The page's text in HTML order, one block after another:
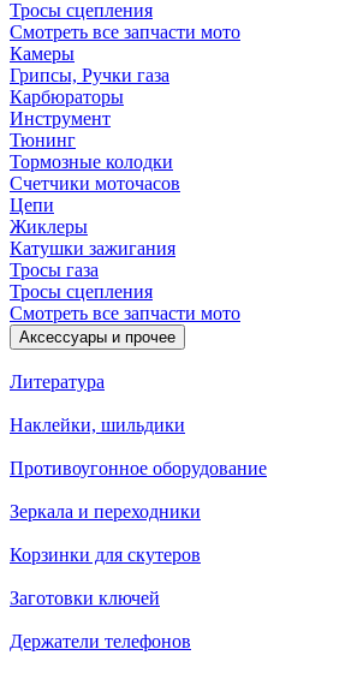
Тросы сцепления
Смотреть все запчасти мото
Камеры
Грипсы, Ручки газа
Карбюраторы
Инструмент
Тюнинг
Тормозные колодки
Счетчики моточасов
Цепи
Жиклеры
Катушки зажигания
Тросы газа
Тросы сцепления
Смотреть все запчасти мото
Аксессуары и прочее
Литература
Наклейки, шильдики
Противоугонное оборудование
Зеркала и переходники
Корзинки для скутеров
Заготовки ключей
Держатели телефонов